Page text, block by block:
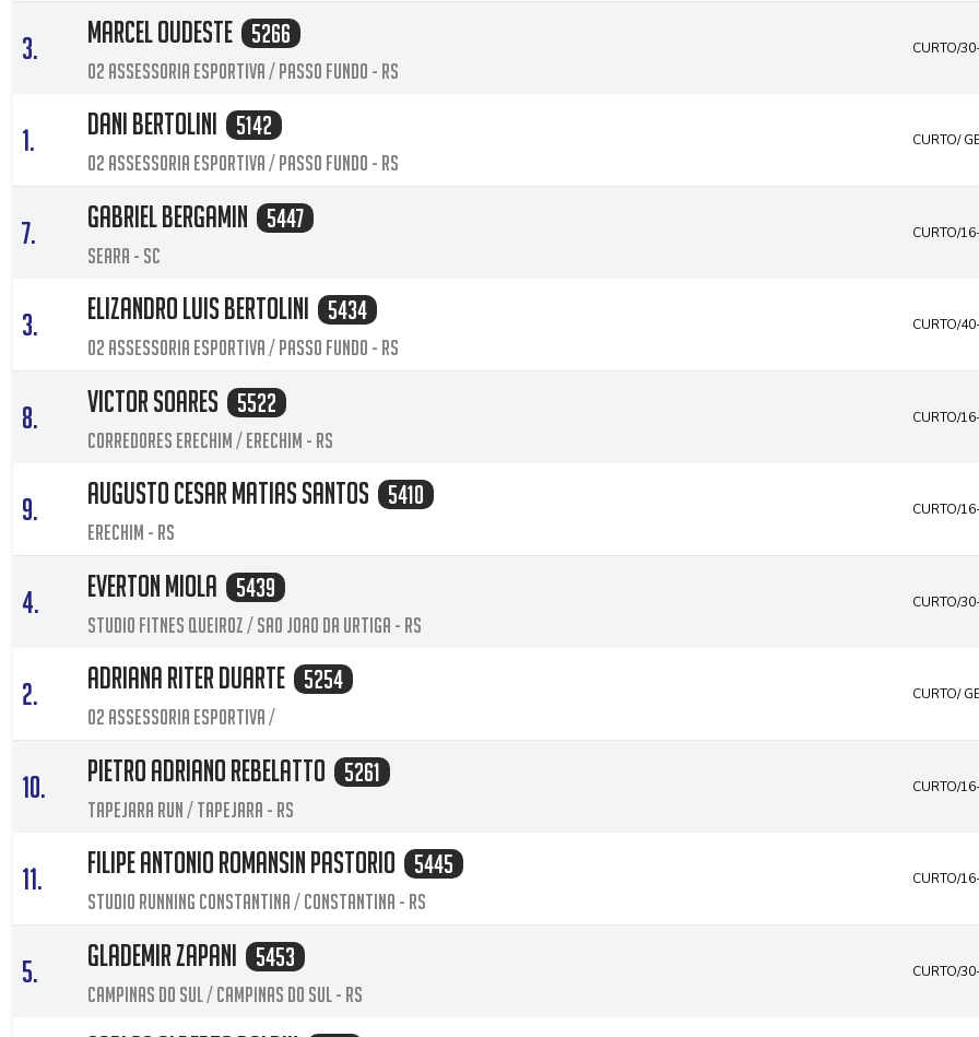
3. Marcel Oudeste 5266
O2 assessoria esportiva / Passo Fundo - RS
CURTO/
1. Dani Bertolini 5142
O2 Assessoria Esportiva / Passo Fundo - RS
CURTO/
7. Gabriel Bergamin 5447
Seara - SC
CURTO/
3. Elizandro Luis Bertolini 5434
O2 Assessoria Esportiva / Passo Fundo - RS
CURTO/
8. Victor Soares 5522
Corredores Erechim / Erechim - RS
CURTO/
9. Augusto Cesar Matias Santos 5410
Erechim - RS
CURTO/
4. Everton Miola 5439
Studio fitnes queiroz / Sao Joao Da Urtiga - RS
CURTO/
2. Adriana Riter Duarte 5254
O2 Assessoria Esportiva /
CURTO/
10. Pietro Adriano Rebelatto 5261
Tapejara Run / Tapejara - RS
CURTO/
11. Filipe Antonio Romansin Pastorio 5445
Studio Running Constantina / Constantina - RS
CURTO/
5. Glademir Zapani 5453
Campinas do Sul / Campinas Do Sul - RS
CURTO/